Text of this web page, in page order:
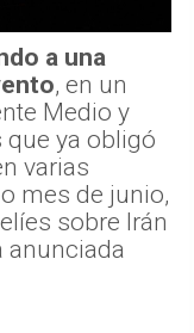
a una
, en un
Medio y
ya obligó
varias
mes de junio,
sobre Irán
anunciada